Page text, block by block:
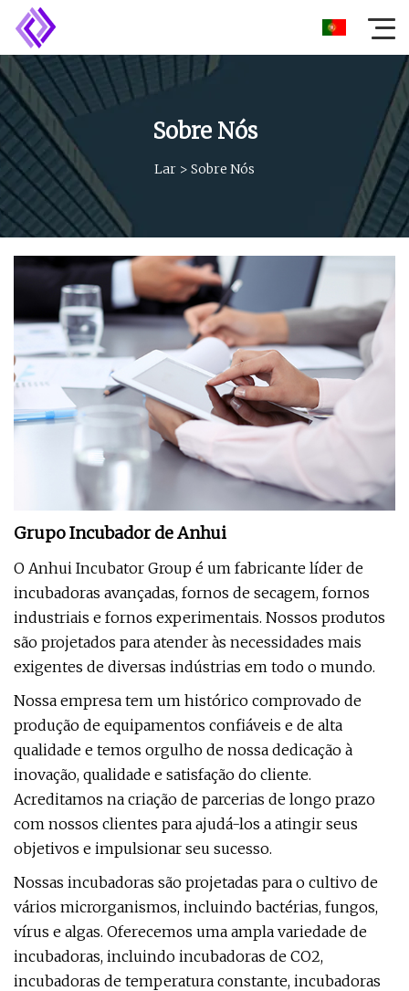
Sobre Nós
Lar > Sobre Nós
Grupo Incubador de Anhui
O Anhui Incubator Group é um fabricante líder de
incubadoras avançadas, fornos de secagem, fornos
industriais e fornos experimentais. Nossos produtos
são projetados para atender às necessidades mais
exigentes de diversas indústrias em todo o mundo.
Nossa empresa tem um histórico comprovado de
produção de equipamentos confiáveis ​​e de alta
qualidade e temos orgulho de nossa dedicação à
inovação, qualidade e satisfação do cliente.
Acreditamos na criação de parcerias de longo prazo
com nossos clientes para ajudá-los a atingir seus
objetivos e impulsionar seu sucesso.
Nossas incubadoras são projetadas para o cultivo de
vários microrganismos, incluindo bactérias, fungos,
vírus e algas. Oferecemos uma ampla variedade de
incubadoras, incluindo incubadoras de CO2,
incubadoras de temperatura constante, incubadoras